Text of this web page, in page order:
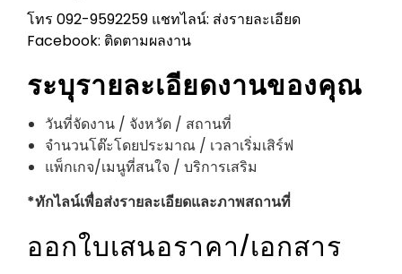
โทร 092-9592259 แชทไลน์: ส่งรายละเอียด
Facebook: ติดตามผลงาน
ระบุรายละเอียดงานของคุณ
วันที่จัดงาน / จังหวัด / สถานที่
จำนวนโต๊ะโดยประมาณ / เวลาเริ่มเสิร์ฟ
แพ็กเกจ/เมนูที่สนใจ / บริการเสริม
*ทักไลน์เพื่อส่งรายละเอียดและภาพสถานที่
ออกใบเสนอราคา/เอกสาร